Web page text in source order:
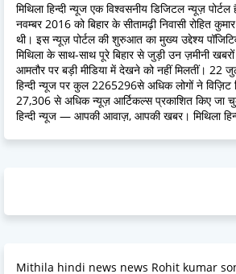
मिथिला हिन्दी न्यूज एक विश्वसनीय डिजिटल न्यूज़
नवम्बर 2016 को बिहार के सीतामढ़ी निवासी रोहित
थी। इस न्यूज़ पोर्टल की शुरुआत का मुख्य उद्देश्य
मिथिला के साथ-साथ पूरे बिहार से जुड़ी उन ज़मीनी
आमतौर पर बड़ी मीडिया में देखने को नहीं मिलतीं। 22
हिन्दी न्यूज पर कुल 2265296से अधिक लोगों ने
27,306 से अधिक न्यूज़ आर्टिकल्स प्रकाशित किए जा
हिन्दी न्यूज — आपकी आवाज़, आपकी खबर। मिथिला
Mithila hindi news news Rohit kumar